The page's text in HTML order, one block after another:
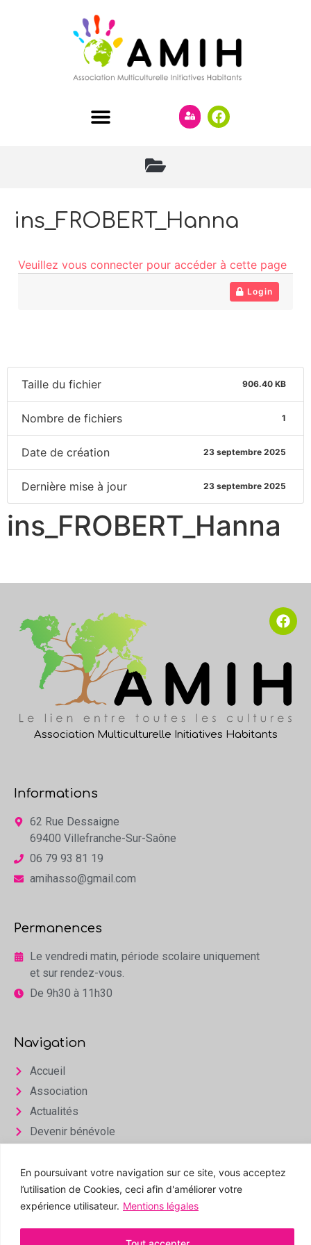
En poursuivant votre navigation sur ce site, vous acceptez
l’utilisation de Cookies, ceci afin d'améliorer votre
expérience utilisateur. Mentions légales
ins_FROBERT_Hanna
Veuillez vous connecter pour accéder à cette page
Login
Taille du fichier 906.40 KB
Nombre de fichiers 1
Date de création 23 septembre 2025
Dernière mise à jour 23 septembre 2025
ins_FROBERT_Hanna
Association Multiculturelle Initiatives Habitants
Informations
62 Rue Dessaigne
69400 Villefranche-Sur-Saône
06 79 93 81 19
amihasso@gmail.com
Permanences
Le vendredi matin, période scolaire uniquement
et sur rendez-vous.
De 9h30 à 11h30
Navigation
Accueil
Association
Actualités
Devenir bénévole
Espace privé